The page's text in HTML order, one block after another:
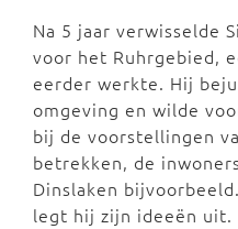
Na 5 jaar verwisselde
voor het Ruhrgebied,
eerder werkte. Hij
omgeving en wilde
bij de voorstellingen
betrekken, de
Dinslaken
legt hij zijn ideeën uit.